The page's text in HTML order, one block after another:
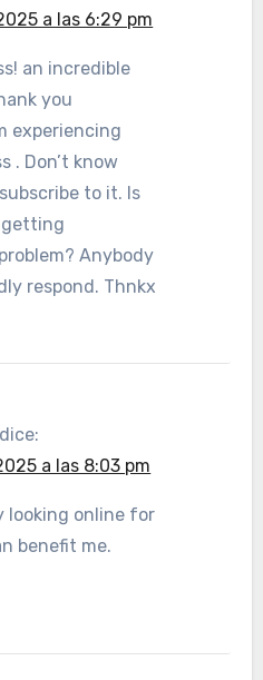
a las 6:29 pm
an incredible
you
experiencing
. Don’t know
to it. Is
getting
Anybody
respond. Thnkx
dice:
a las 8:03 pm
looking online for
benefit me.